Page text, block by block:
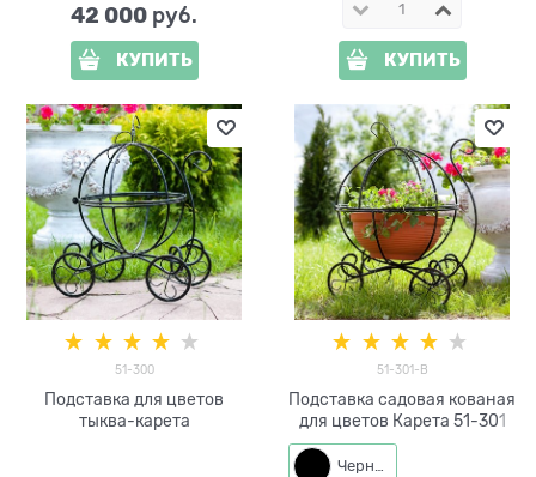
42 000 руб.
КУПИТЬ КУПИТЬ
51-300
Подставка для цветов
тыква-карета
51-301-B
Подставка садовая кованая
для цветов Карета 51-301
Черный